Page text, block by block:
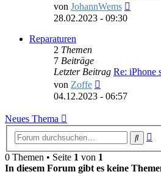
von JohannWems
28.02.2023 - 09:30
Reparaturen
2 Themen
7 Beiträge
Letzter Beitrag Re: iPhone
von Zoffe
Beitrag
04.12.2023 - 06:57
Neues Thema
Suche
0 Themen • Seite 1 von 1
In diesem Forum gibt es keine